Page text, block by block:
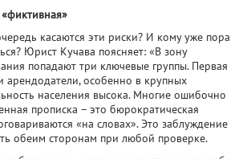
касаются эти риски? И кому уже пора
Юрист Кучава поясняет: «В зону
попадают три ключевые группы. Первая
арендодатели, особенно в крупных
населения высока. Многие ошибочно
прописка – это бюрократическая
«на словах». Это заблуждение
обеим сторонам при любой проверке.